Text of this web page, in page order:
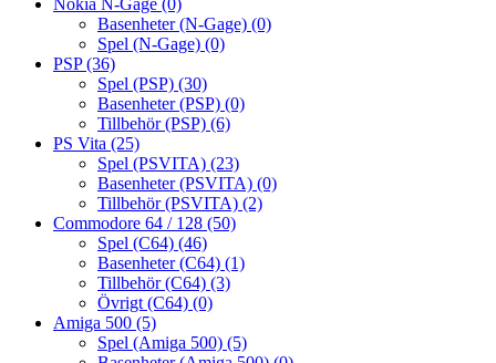
Nokia N-Gage (0)
Basenheter (N-Gage) (0)
Spel (N-Gage) (0)
PSP(36)
Spel (PSP) (30)
Basenheter (PSP) (0)
Tillbehör (PSP) (6)
PS Vita (25)
Spel (PSVITA) (23)
Basenheter (PSVITA) (0)
Tillbehör (PSVITA) (2)
Commodore 64 / 128 (50)
Spel (C64) (46)
Basenheter (C64) (1)
Tillbehör (C64) (3)
Övrigt (C64) (0)
Amiga 500 (5)
Spel (Amiga 500) (5)